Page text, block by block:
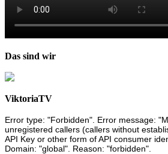
Das sind wir
ViktoriaTV
Error type: "Forbidden". Error message:
unregistered callers (callers without
API Key or other form of API consumer
Domain: "global". Reason: "forbidden".